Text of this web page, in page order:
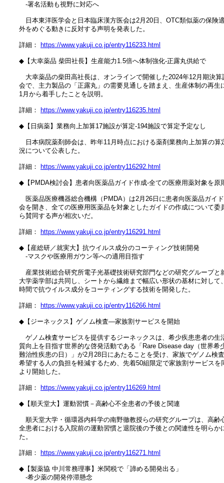
‐署名活動も視野に対応へ
日本東洋医学会と日本臨床漢方医会は2月20日、OTC類似薬の保険
外をめぐる動きに反対する声明を発表した。
詳細： https://www.yakuji.co.jp/entry116233.html
◆【大幸薬品 柴田社長】生産能力1.5倍へ体制強化‐正露丸供給で
大幸薬品の柴田高社長は、オンラインで開催した2024年12月期決算
会で、主力製品の「正露丸」の需要見通しを踏まえ、生産体制の再生
1月から着手したことを説明。
詳細： https://www.yakuji.co.jp/entry116235.html
◆【日病薬】業務向上加算17施設が算定‐194施設で算定予定なし
日本病院薬剤師会は、昨年11月時点における薬剤業務向上加算の算
況について公表した。
詳細： https://www.yakuji.co.jp/entry116292.html
◆【PMDA検討会】患者向医薬品ガイド作成‐全ての医療用薬対象を原
医薬品医療機器総合機構（PMDA）は2月26日に患者向医薬品ガイ
会を開き、全ての医療用医薬品を対象としたガイドの作成について委
ら賛同する声が相次いだ。
詳細： https://www.yakuji.co.jp/entry116291.html
◆【産総研／就実大】抗ウイルス成分のコーティング技術開発
‐マスクや医療用ガウン等への適用目指す
産業技術総合研究所電子光基礎技術研究部門などの研究グループと
大学薬学部は共同し、シートから繊維まで幅広い形状の基材に対して
時間で抗ウイルス成分をコーティングする技術を開発した。
詳細： https://www.yakuji.co.jp/entry116266.html
◆【ジーネックス】ゲノム検査―家族割サービスを開始
ゲノム検査サービスを提供するジーネックスは、希少疾患患者の生
質向上を目指す世界的な啓発活動である「Rare Disease day（世界希
難治性疾患の日）」が2月28日にあたることを受け、家族でゲノム検
希望する人の負担を軽減するため、先着50組限定で家族割サービスを
より開始した。
詳細： https://www.yakuji.co.jp/entry116269.html
◆【順天堂大】運動習慣－高齢心不全患者の予後と関連
順天堂大学・循環器内科学の南野徹教授らの研究グループは、高齢
全患者における入院前の運動習慣と退院後の予後との関連性を明らか
た。
詳細： https://www.yakuji.co.jp/entry116271.html
◆【製薬協 中川常務理事】米関税で「諦める開発出る」
‐希少薬の開発停滞懸念